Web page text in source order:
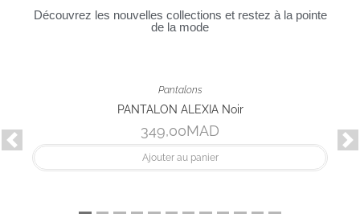
Découvrez les nouvelles collections et restez à la pointe
de la mode
349,00